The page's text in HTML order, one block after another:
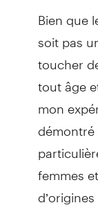
Bien que
soit pas
toucher
tout âge
mon
femmes